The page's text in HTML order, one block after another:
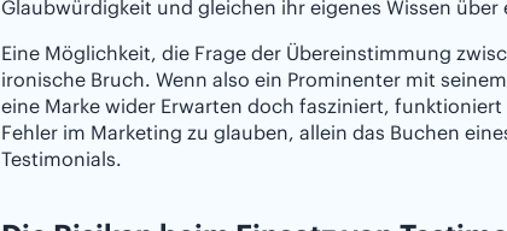
Glaubwürdigkeit und gleichen ihr eigenes Wissen
Eine Möglichkeit, die Frage der Übereinstimmung
ironische Bruch. Wenn also ein Prominenter mit
eine Marke wider Erwarten doch fasziniert,
Fehler im Marketing zu glauben, allein das Buchen
Testimonials.